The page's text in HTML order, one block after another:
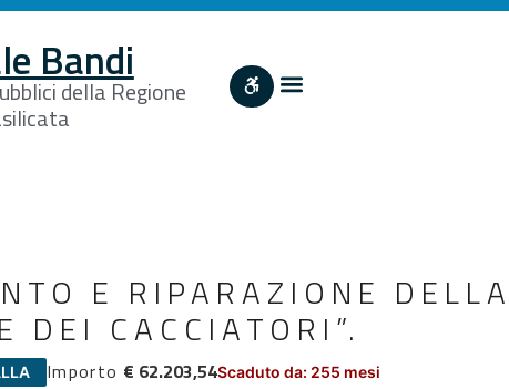
Bandi
della Regione
E RIPARAZIONE DELLA
DEI CACCIATORI”.
Importo € 62.203,54Scaduto da: 255 mesi